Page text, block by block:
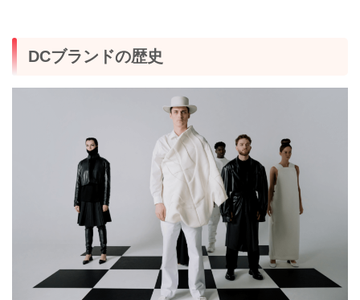
DCブランドの歴史